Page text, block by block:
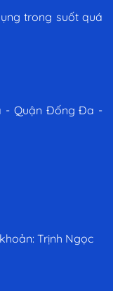
trong suốt quá
- Quận Đống Đa -
Trịnh Ngọc